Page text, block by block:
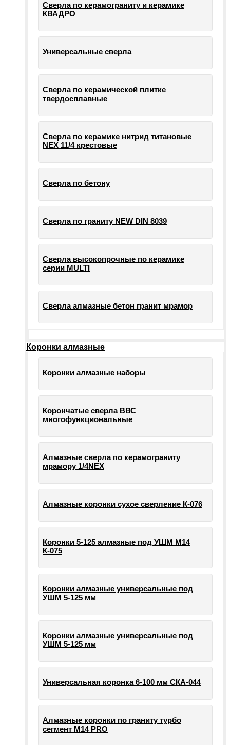
Сверла по керамограниту и керамике
КВАДРО
Универсальные сверла
Сверла по керамической плитке
твердосплавные
Сверла по керамике нитрид титановые
NEX 11/4 крестовые
Сверла по бетону
Сверла по граниту NEW DIN 8039
Сверла высокопрочные по керамике
серии MULTI
Сверла алмазные бетон гранит мрамор
Коронки алмазные
Коронки алмазные наборы
Корончатые сверла ВВС
многофункциональные
Алмазные сверла по керамограниту
мрамору 1/4NEX
Алмазные коронки сухое сверление К-076
Коронки 5-125 алмазные под УШМ М14
К-075
Коронки алмазные универсальные под
УШМ 5-125 мм
Коронки алмазные универсальные под
УШМ 5-125 мм
Универсальная коронка 6-100 мм СКА-044
Алмазные коронки по граниту турбо
сегмент М14 PRO